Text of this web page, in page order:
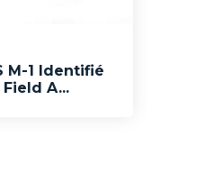
M-1 Identifié
A...